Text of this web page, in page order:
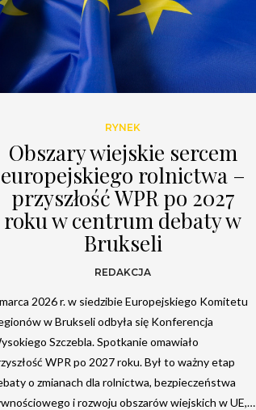
RYNEK
Obszary wiejskie sercem
europejskiego rolnictwa –
przyszłość WPR po 2027
roku w centrum debaty w
Brukseli
REDAKCJA
2026 r. w siedzibie Europejskiego Komitetu
w Brukseli odbyła się Konferencja
Szczebla. Spotkanie omawiało
WPR po 2027 roku. Był to ważny etap
o zmianach dla rolnictwa, bezpieczeństwa
i rozwoju obszarów wiejskich w UE,…